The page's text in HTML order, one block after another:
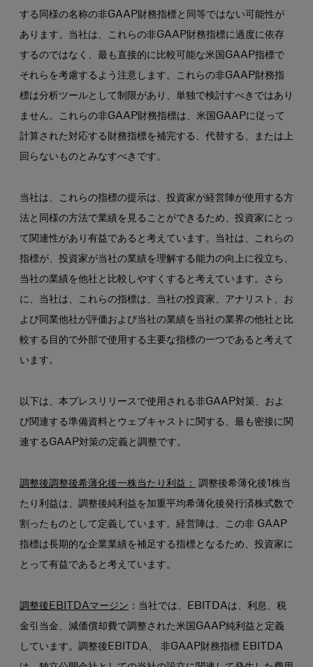
する同様の名称の非GAAP財務指標と同等ではない可能性が
あります。当社は、これらの非GAAP財務指標に過度に依存
するのではなく、最も直接的に比較可能な米国GAAP指標で
それらを考慮するよう注意します。これらの非GAAP財務指
標は分析ツールとして制限があり、単独で検討すべきではあり
ません。これらの非GAAP財務指標は、米国GAAPに従って
計算された対応する財務指標を補完する、代替する、または上
回らないものとみなすべきです。
当社は、これらの指標の提示は、投資家が経営陣が使用する方
法と同様の方法で業績を見ることができるため、投資家にとっ
て関連性があり有益であると考えています。当社は、これらの
指標が、投資家が当社の業績を理解する能力の向上に役立ち、
当社の業績を他社と比較しやすくすると考えています。さら
に、当社は、これらの指標は、当社の投資家、アナリスト、お
よび同業他社が評価および当社の業績を当社の業界の他社と比
較する目的で外部で使用する主要な指標の一つであると考えて
います。
以下は、本プレスリリースで使用される非GAAP対策、およ
び関連する準備資料とウェブキャストに関する、最も密接に関
連するGAAP対策の定義と調整です。
調整後調整後希薄化後一株当たり利益： 調整後希薄化後1株当
たり利益は、調整後純利益を加重平均希薄化後発行済株式数で
割ったものとして定義しています。経営陣は、この非 GAAP
指標は長期的な企業業績を補足する指標となるため、投資家に
とって有益であると考えています。
調整後EBITDAマージン ：当社では、EBITDAは、利息、税
金引当金、減価償却費で調整された米国GAAP純利益と定義
しています。調整後EBITDA、 非GAAP財務指標 EBITDA